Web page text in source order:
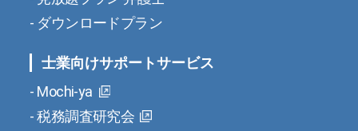
ダウンロードプラン
士業向けサポートサービス
Mochi-ya
税務調査研究会